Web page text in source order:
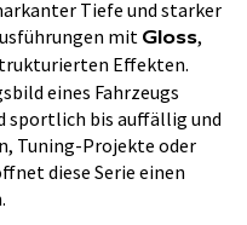
Tiefe und starker
mit Gloss,
Effekten.
eines Fahrzeugs
sportlich bis auffällig und
Tuning-Projekte oder
diese Serie einen